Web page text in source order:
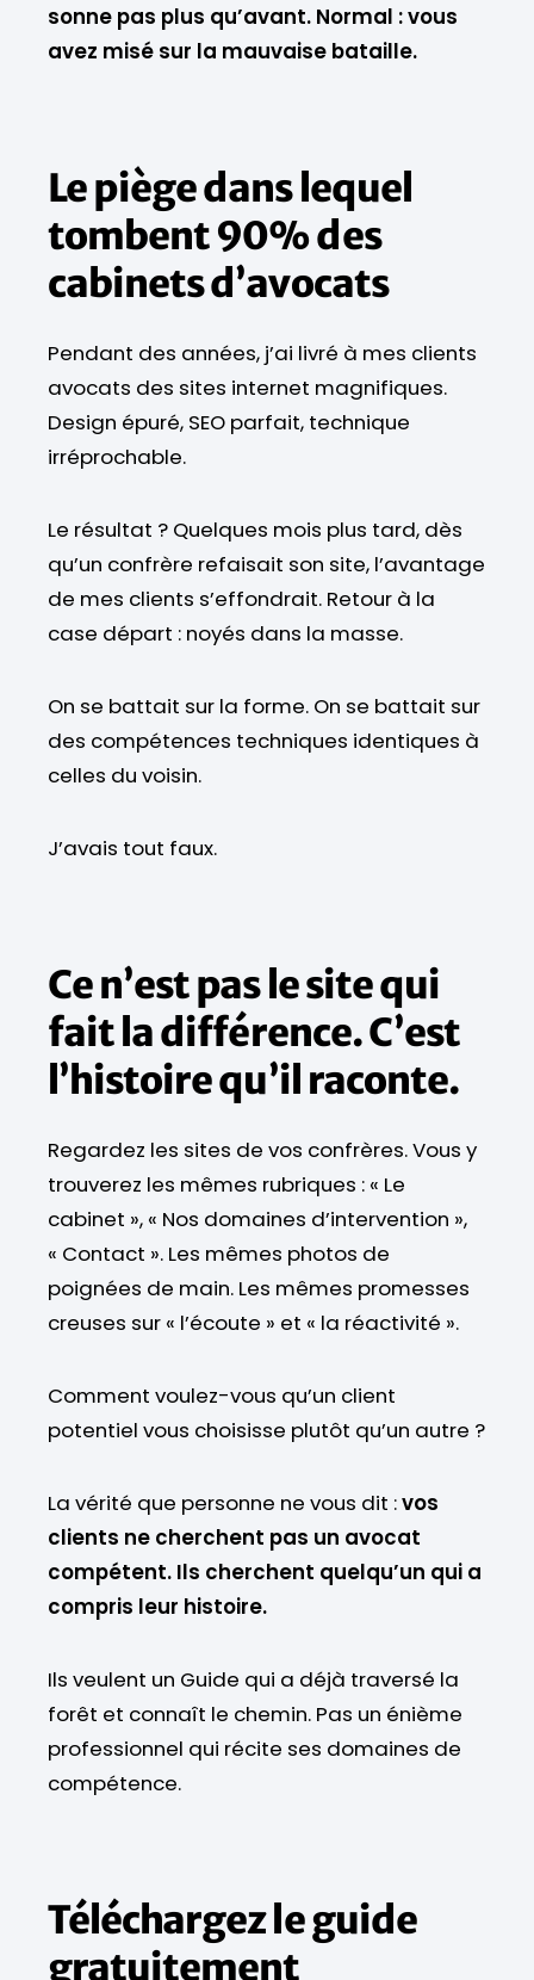
sonne pas plus qu’avant. Normal : vous
avez misé sur la mauvaise bataille.
Le piège dans lequel
tombent 90% des
cabinets d’avocats
Pendant des années, j’ai livré à mes clients
avocats des sites internet magnifiques.
Design épuré, SEO parfait, technique
irréprochable.
Le résultat ? Quelques mois plus tard, dès
qu’un confrère refaisait son site, l’avantage
de mes clients s’effondrait. Retour à la
case départ : noyés dans la masse.
On se battait sur la forme. On se battait sur
des compétences techniques identiques à
celles du voisin.
J’avais tout faux.
Ce n’est pas le site qui
fait la différence. C’est
l’histoire qu’il raconte.
Regardez les sites de vos confrères. Vous y
trouverez les mêmes rubriques : « Le
cabinet », « Nos domaines d’intervention »,
« Contact ». Les mêmes photos de
poignées de main. Les mêmes promesses
creuses sur « l’écoute » et « la réactivité ».
Comment voulez-vous qu’un client
potentiel vous choisisse plutôt qu’un autre ?
La vérité que personne ne vous dit :vos
clients ne cherchent pas un avocat
compétent. Ils cherchent quelqu’un qui a
compris leur histoire.
Ils veulent un Guide qui a déjà traversé la
forêt et connaît le chemin. Pas un énième
professionnel qui récite ses domaines de
compétence.
Téléchargez le guide
gratuitement